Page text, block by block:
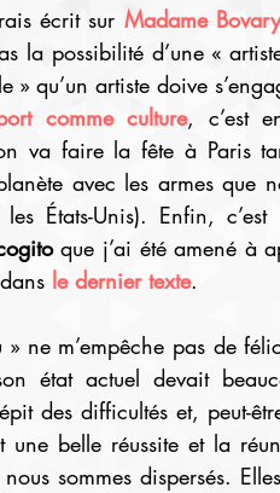
écrit sur Madame Bovary
la possibilité d’une «
» qu’un artiste doive
comme culture, c’est
va faire la fête à Paris
avec les armes que
États-Unis). Enfin,
que j’ai été amené à
le dernier texte.
» ne m’empêche pas de
état actuel devait
des difficultés et, peut-
une belle réussite et la
sommes dispersés.